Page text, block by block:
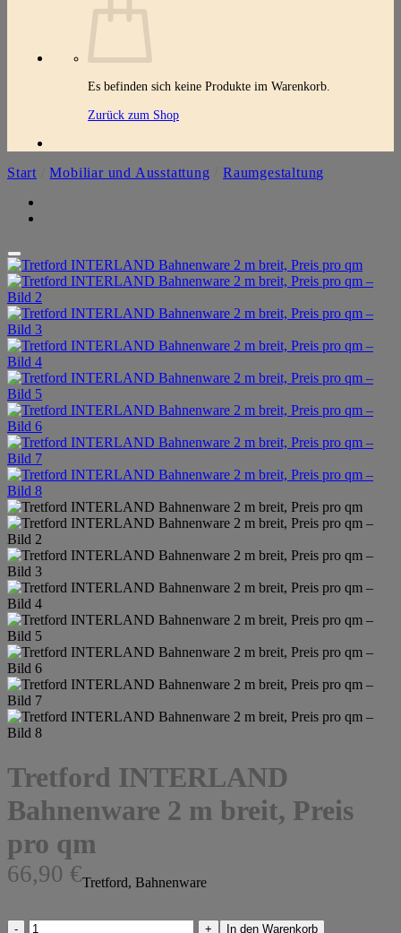
Es befinden sich keine Produkte im Warenkorb.
Zurück zum Shop
Start Mobiliar und Ausstattung Raumgestaltung
Tretford INTERLAND
Bahnenware 2 m breit, Preis
pro qm
66,90 €Tretford, Bahnenware
Tretford In den Warenkorb